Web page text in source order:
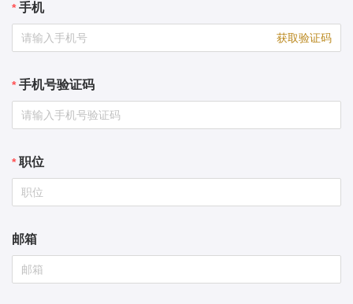
手机
获取验证码
手机号验证码
职位
邮箱